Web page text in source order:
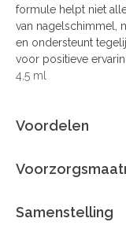
formule helpt niet
van nagelschimmel,
en ondersteunt
voor positieve
4,5 ml
Voordelen
Samenstelling